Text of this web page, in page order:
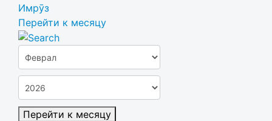
Имрӯз
Перейти к месяцу
Перейти к месяцу